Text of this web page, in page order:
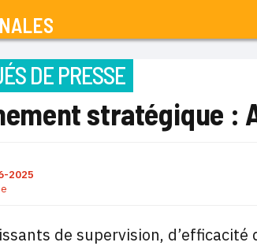
DE PRESSE
stratégique :
2025
de supervision,